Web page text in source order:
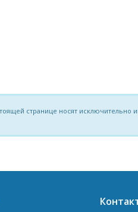
странице носят исключительно